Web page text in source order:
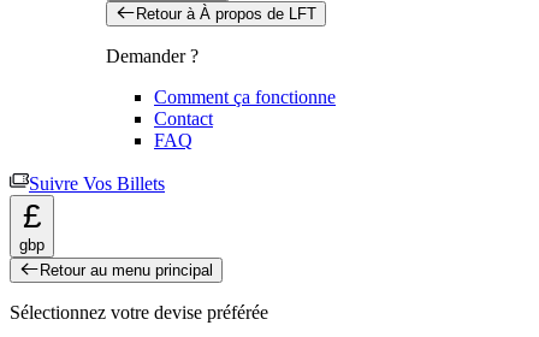
Retour à À propos de LFT
Demander ?
Comment ça fonctionne
Contact
FAQ
Suivre Vos Billets
£
gbp
Retour au menu principal
Sélectionnez votre devise préférée